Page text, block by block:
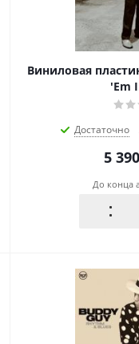
Виниловая
'Em
Достаточно
5 390
До конца